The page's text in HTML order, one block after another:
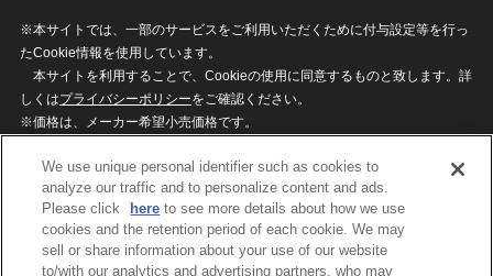
※本サイトでは、一部のサービスをご利用いただくために付与設定等を行っ
たCookie情報を使用しています。
本サイトを利用することで、Cookieの使用に同意するものと致します。詳
しくはプライバシーポリシーをご確認ください。
※価格は、メーカー希望小売価格です。
ざいますのでご了承ください。
privacypolicy
Do Not Sell or Share My
Personal Information
We use unique personal identifier such as cookies to
analyze our traffic and to personalize content and ads.
Please click
here to see more details about how we use
cookies and the retention period of each cookie. We may
sell or share information about your use of our website
to/with our analytics and advertising partners, who may